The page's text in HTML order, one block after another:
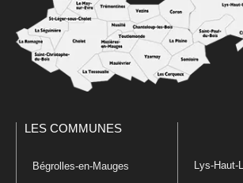
LES COMMUNES
Bégrolles-en-Mauges Lys-Haut-